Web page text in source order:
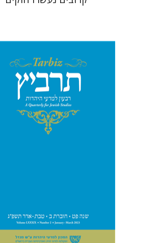
רוני גולדשטיין
שרית שלו-עיני
משה הלברטל
שלמה נאה
$31
$28